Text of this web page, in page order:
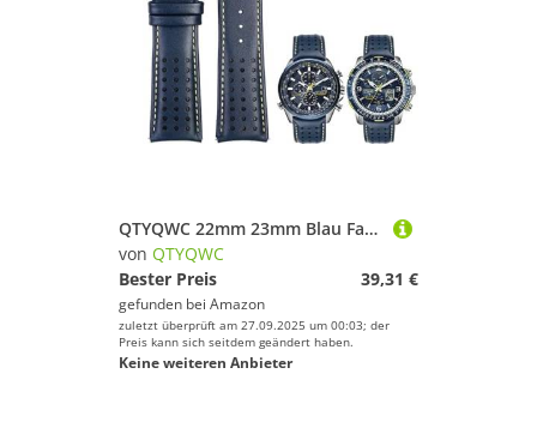
QTYQWC 22mm 23mm Blau Farbe Echtes Leder Armband Armband Herren Armband Für Citizen AT8020-54L/JY8078 mit klapp Schnalle Armband
von QTYQWC
Bester Preis
39,31 €
gefunden bei Amazon
zuletzt überprüft am 27.09.2025 um 00:03; der
Preis kann sich seitdem geändert haben.
Keine weiteren Anbieter